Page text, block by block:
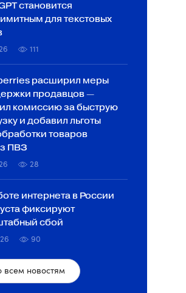
становится
для текстовых
111
расширил меры
продавцов —
комиссию за быструю
и добавил льготы
товаров
ПВЗ
28
интернета в России
фиксируют
сбой
90
всем новостям